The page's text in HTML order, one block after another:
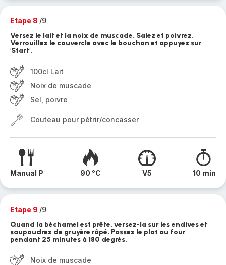
Etape 8 /9
Versez le lait et la noix de muscade. Salez et poivrez.
Verrouillez le couvercle avec le bouchon et appuyez sur
'Start'.
100cl Lait
Noix de muscade
Sel, poivre
Couteau pour pétrir/concasser
Manual P 90 °C V5 10 min
Etape 9 /9
Quand la béchamel est prête, versez-la sur les endives et
saupoudrez de gruyère râpé. Passez le plat au four
pendant 25 minutes à 180 degrés.
Noix de muscade